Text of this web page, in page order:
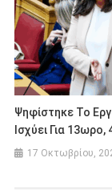
Ψηφίστηκε Το
Ισχύει Για
17 Οκτωβρίου,